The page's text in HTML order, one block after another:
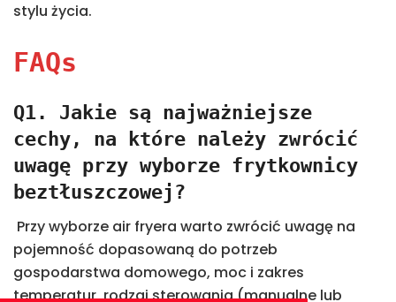
stylu życia.
FAQs
Q1. Jakie są najważniejsze
cechy, na które należy zwrócić
uwagę przy wyborze frytkownicy
beztłuszczowej?
Przy wyborze air fryera warto zwrócić uwagę na
pojemność dopasowaną do potrzeb
gospodarstwa domowego, moc i zakres
temperatur, rodzaj sterowania (manualne lub